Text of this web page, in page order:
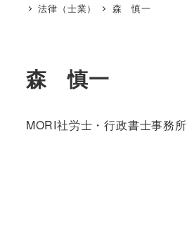
法律（士業） 森 慎一
森 慎一
MORI社労士・行政書士事務所